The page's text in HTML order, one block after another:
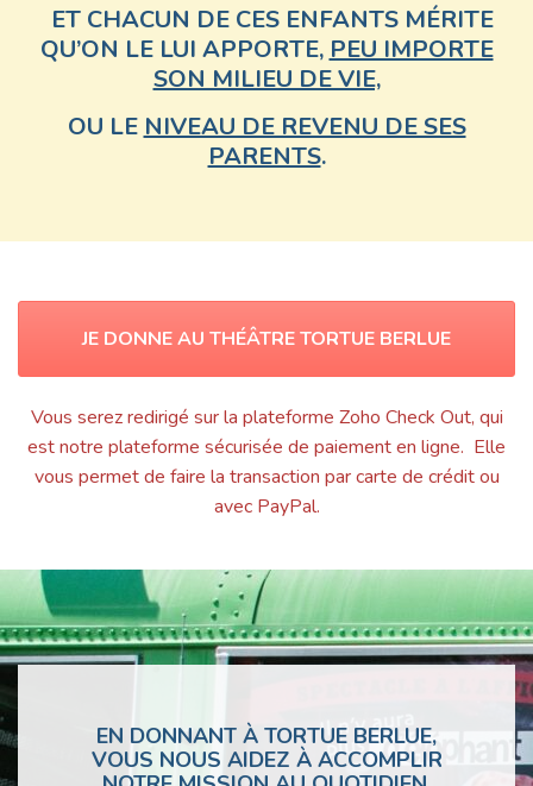
ET CHACUN DE CES ENFANTS MÉRITE
QU’ON LE LUI APPORTE, PEU IMPORTE
SON MILIEU DE VIE,
OU LE NIVEAU DE REVENU DE SES
PARENTS.
JE DONNE AU THÉÂTRE TORTUE BERLUE
Vous serez redirigé sur la plateforme Zoho Check Out, qui
est notre plateforme sécurisée de paiement en ligne. Elle
vous permet de faire la transaction par carte de crédit ou
avec PayPal.
EN DONNANT À TORTUE BERLUE,
VOUS NOUS AIDEZ À ACCOMPLIR